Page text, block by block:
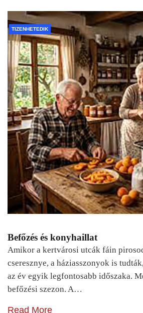
TIZENHETEDIK
Befőzés és konyhaillat
Amikor a kertvárosi utcák fáin
cseresznye, a háziasszonyok is
az év egyik legfontosabb időszaka.
befőzési szezon. A…
Read More